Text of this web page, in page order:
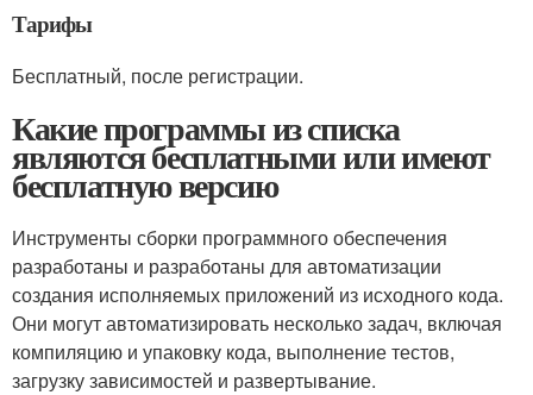
Тарифы
Бесплатный, после регистрации.
Какие программы из списка
являются бесплатными или имеют
бесплатную версию
Инструменты сборки программного обеспечения
разработаны и разработаны для автоматизации
создания исполняемых приложений из исходного кода.
Они могут автоматизировать несколько задач, включая
компиляцию и упаковку кода, выполнение тестов,
загрузку зависимостей и развертывание.